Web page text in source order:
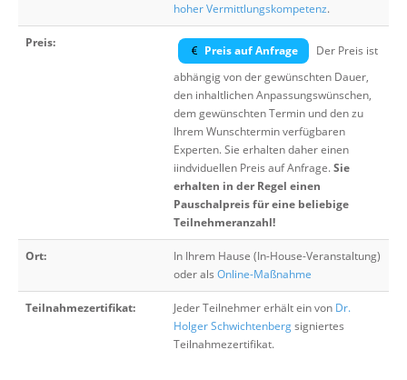
hoher Vermittlungskompetenz.
Preis:
Preis auf Anfrage
Der Preis ist
abhängig von der gewünschten Dauer,
den inhaltlichen Anpassungswünschen,
dem gewünschten Termin und den zu
Ihrem Wunschtermin verfügbaren
Experten. Sie erhalten daher einen
iindviduellen Preis auf Anfrage.Sie
erhalten in der Regel einen
Pauschalpreis für eine beliebige
Teilnehmeranzahl!
Ort:
In Ihrem Hause (In-House-Veranstaltung)
oder als Online-Maßnahme
Teilnahmezertifikat: Jeder Teilnehmer erhält ein von Dr.
Holger Schwichtenbergsigniertes
Teilnahmezertifikat.